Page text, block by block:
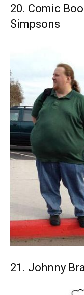
20. Comic
Simpsons
21. Johnny